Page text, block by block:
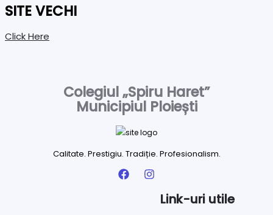
SITE VECHI
Click Here
Colegiul „Spiru Haret”
Municipiul Ploiești
Calitate. Prestigiu. Tradiție. Profesionalism.
Link-uri utile